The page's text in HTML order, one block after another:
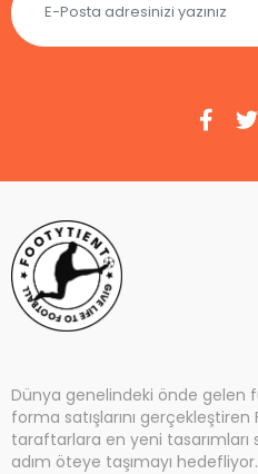
Dünya genelindeki önde gelen
forma satışlarını
taraftarlara en yeni
adım öteye taşımayı hedefliyor.